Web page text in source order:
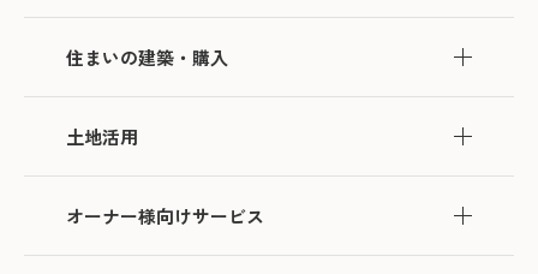
住まいの建築・購入
土地活用
オーナー様向けサービス